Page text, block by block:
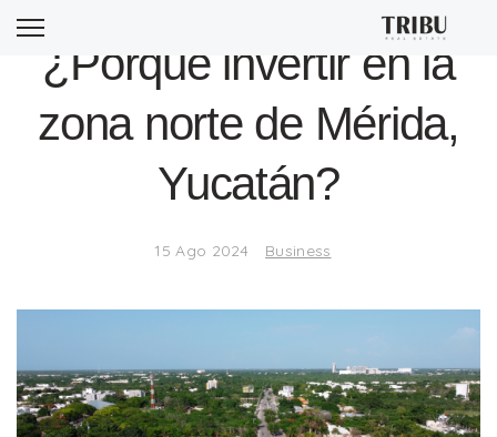
¿Porqué invertir en la
zona norte de Mérida,
Yucatán?
15 Ago 2024 Business